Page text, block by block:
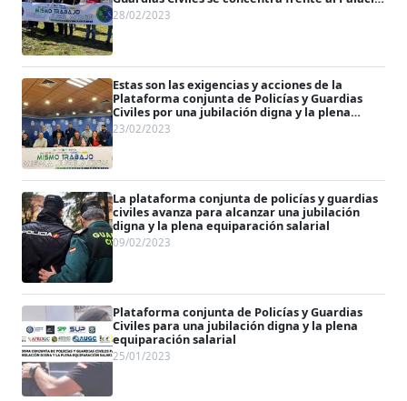
de la Moncloa
28/02/2023
Estas son las exigencias y acciones de la
Plataforma conjunta de Policías y Guardias
Civiles por una jubilación digna y la plena
equiparación salarial
23/02/2023
La plataforma conjunta de policías y guardias
civiles avanza para alcanzar una jubilación
digna y la plena equiparación salarial
09/02/2023
Plataforma conjunta de Policías y Guardias
Civiles para una jubilación digna y la plena
equiparación salarial
25/01/2023